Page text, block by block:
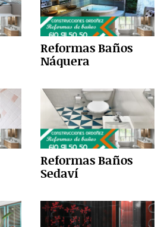
Reformas Baños
Náquera
Reformas Baños
Sedaví